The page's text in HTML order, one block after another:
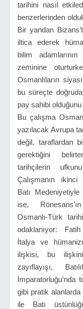
tarihini nasıl
benzerlerinden
Bir yandan
iltica ederek
bilim
zeminine
Osmanlıların
bu süreçte
pay sahibi
Bu çalışma
yazılacak Avrupa
değil, taraflardan
gerektiğini
tarihçilerin
Çalışmanın ikinci
Batı
ise,
Osmanlı-Türk
odaklanıyor:
İtalya ve
ilişkisi, bu
zayıflayışı,
İmparatorluğu’nda
gibi pratik
ile Batı